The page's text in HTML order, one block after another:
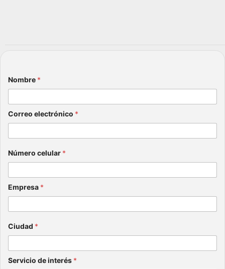
Nombre *
Correo electrónico *
Número celular *
Empresa *
Ciudad *
Servicio de interés *